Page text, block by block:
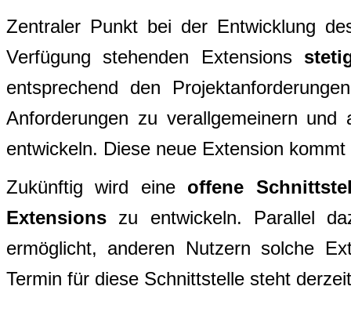
Zentraler Punkt bei der Entwicklung
Verfügung stehenden Extensions
entsprechend den
Anforderungen zu verallgemeinern
entwickeln. Diese neue Extension
Zukünftig wird eine offene
Extensions zu entwickeln. Parallel
ermöglicht, anderen Nutzern solche
Termin für diese Schnittstelle steht